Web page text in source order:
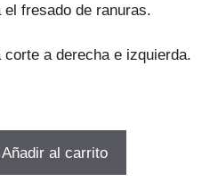
el fresado de ranuras.
corte a derecha e izquierda.
Añadir al carrito